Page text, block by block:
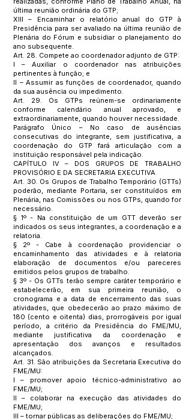
última reunião ordinária do GTP;
XIII – Encaminhar o relatório anual do GTP à
Presidência para ser avaliado na última reunião de
Plenária do Fórum e subsidiar o planejamento do
ano subsequente.
Art. 28. Compete ao coordenador adjunto de GTP:
I – Auxiliar o coordenador nas atribuições
pertinentes à função; e
II – Assumir as funções de coordenador, quando
da sua ausência ou impedimento.
Art. 29. Os GTPs reúnem-se ordinariamente
conforme calendário anual aprovado, e
extraordinariamente, quando houver necessidade.
Parágrafo Único – No caso de ausências
consecutivas do integrante, sem justificativa, a
coordenação do GTP fará articulação com a
instituição responsável pela indicação.
CAPÍTULO IV – DOS GRUPOS DE TRABALHO
PROVISÓRIO E DA SECRETARIA EXECUTIVA
Art. 30. Os Grupos de Trabalho Temporário (GTTs)
poderão, mediante Portaria, ser constituídos em
Plenária, nas Comissões ou nos GTPs, quando for
necessário.
§ 1º - Na constituição de um GTT deverão ser
indicados os seus integrantes, a coordenação e a
relatoria.
§ 2º - Cabe à coordenação providenciar o
encaminhamento das atividades e à relatoria
elaboração de documentos e/ou pareceres
emitidos pelos grupos de trabalho.
§ 3º - Os GTTs terão sempre caráter temporário e
estabelecerão, em sua primeira reunião, o
cronograma e a data de encerramento das suas
atividades, que obedecerão ao prazo máximo de
180 (cento e oitenta) dias, prorrogáveis por igual
período, a critério da Presidência do FME/MU,
mediante justificativa da coordenação e
apresentação dos avanços e resultados
alcançados.
Art. 31. São atribuições da Secretaria Executiva do
FME/MU:
I – promover apoio técnico-administrativo ao
FME/MU;
Il – colaborar na execução das atividades do
FME/MU;
lII – tornar públicas as deliberações do FME/MU;